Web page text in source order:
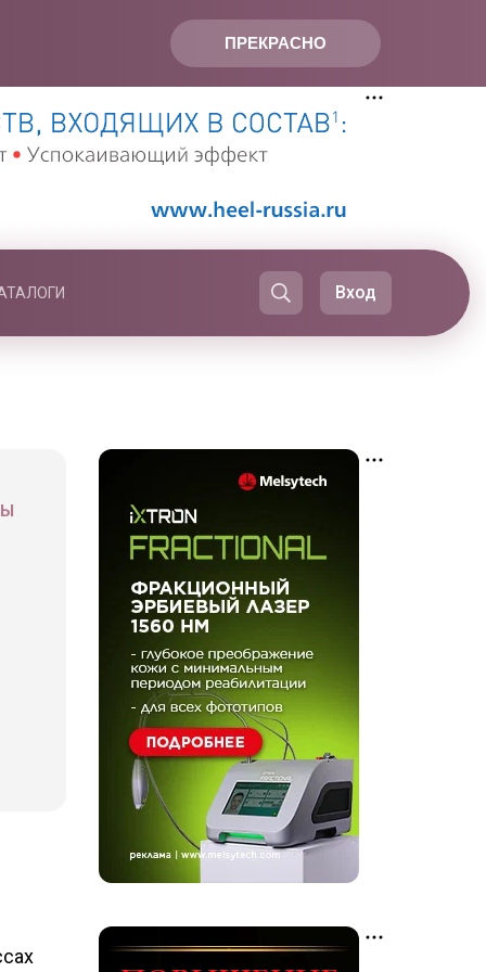
ПРЕКРАСНО
Вход